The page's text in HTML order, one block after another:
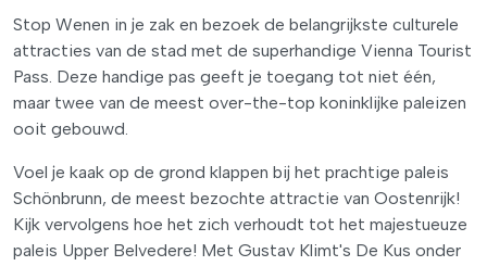
Stop Wenen in je zak en bezoek de belangrijkste culturele
attracties van de stad met de superhandige Vienna Tourist
Pass. Deze handige pas geeft je toegang tot niet één,
maar twee van de meest over-the-top koninklijke paleizen
ooit gebouwd.
Voel je kaak op de grond klappen bij het prachtige paleis
Schönbrunn, de meest bezochte attractie van Oostenrijk!
Kijk vervolgens hoe het zich verhoudt tot het majestueuze
paleis Upper Belvedere! Met Gustav Klimt's De Kus onder